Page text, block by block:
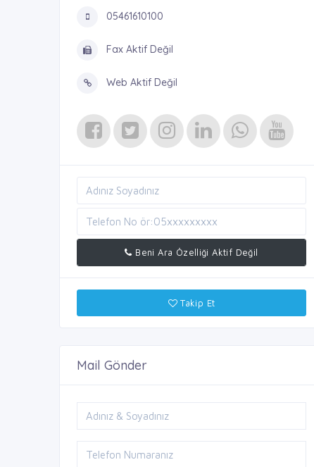
05461610100
Fax Aktif Değil
Web Aktif Değil
Beni Ara Özelliği Aktif Değil
Takip Et
Mail Gönder